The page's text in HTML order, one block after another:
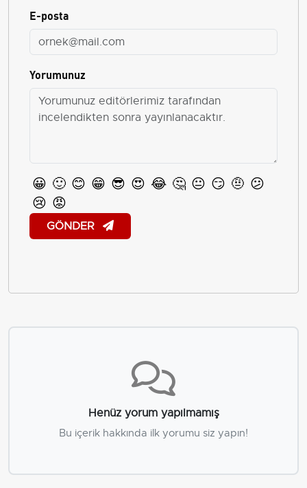
E-posta
Yorumunuz
😀 🙂 😊 😁 😎 😍 😂 🤔 😐 😏 🤨 😕
😢 😡
GÖNDER
Henüz yorum yapılmamış
Bu içerik hakkında ilk yorumu siz yapın!